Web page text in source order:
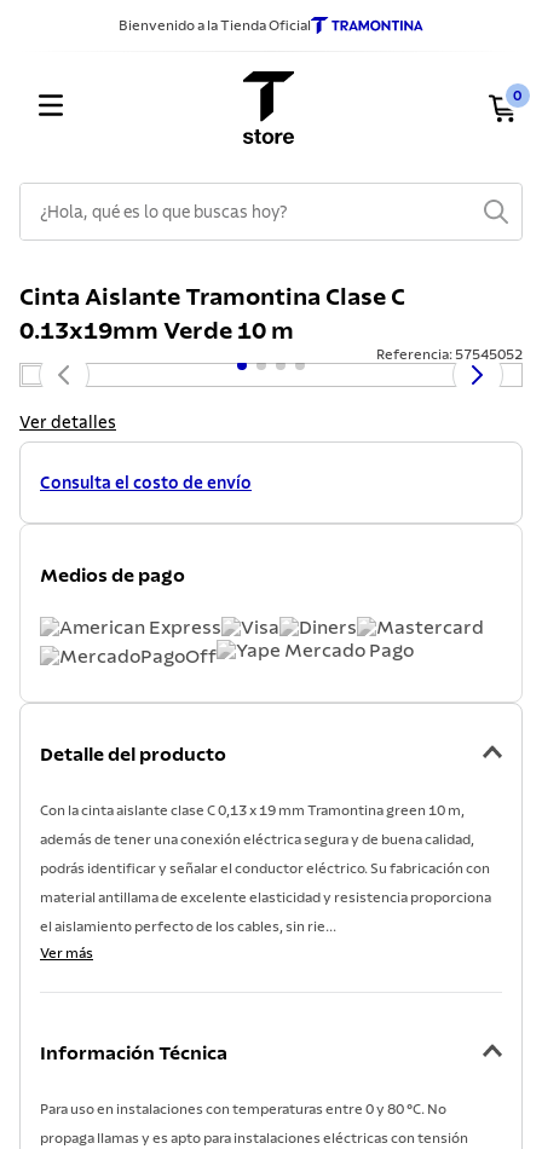
Bienvenido a la Tienda Oficial
0
Cinta Aislante Tramontina Clase C
0.13x19mm Verde 10 m
Referencia: 57545052
Ver detalles
Consulta el costo de envío
Medios de pago
Detalle del producto
Con la cinta aislante clase C 0,13 x 19 mm Tramontina green 10 m,
además de tener una conexión eléctrica segura y de buena calidad,
podrás identificar y señalar el conductor eléctrico. Su fabricación con
material antillama de excelente elasticidad y resistencia proporciona
el aislamiento perfecto de los cables, sin rie...
Ver más
Información Técnica
Para uso en instalaciones con temperaturas entre 0 y 80 °C. No
propaga llamas y es apto para instalaciones eléctricas con tensión
1.
sarten
2.
ollas
cuchillos
4.
cubiertos
5
juego ollas
9.